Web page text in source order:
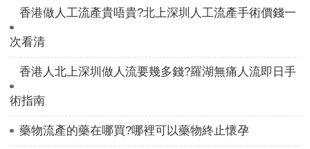
香港做人工流產貴唔貴?北上深圳人工流產手術價錢一
次看清
香港人北上深圳做人流要幾多錢?羅湖無痛人流即日手
術指南
藥物流產的藥在哪買?哪裡可以藥物終止懷孕